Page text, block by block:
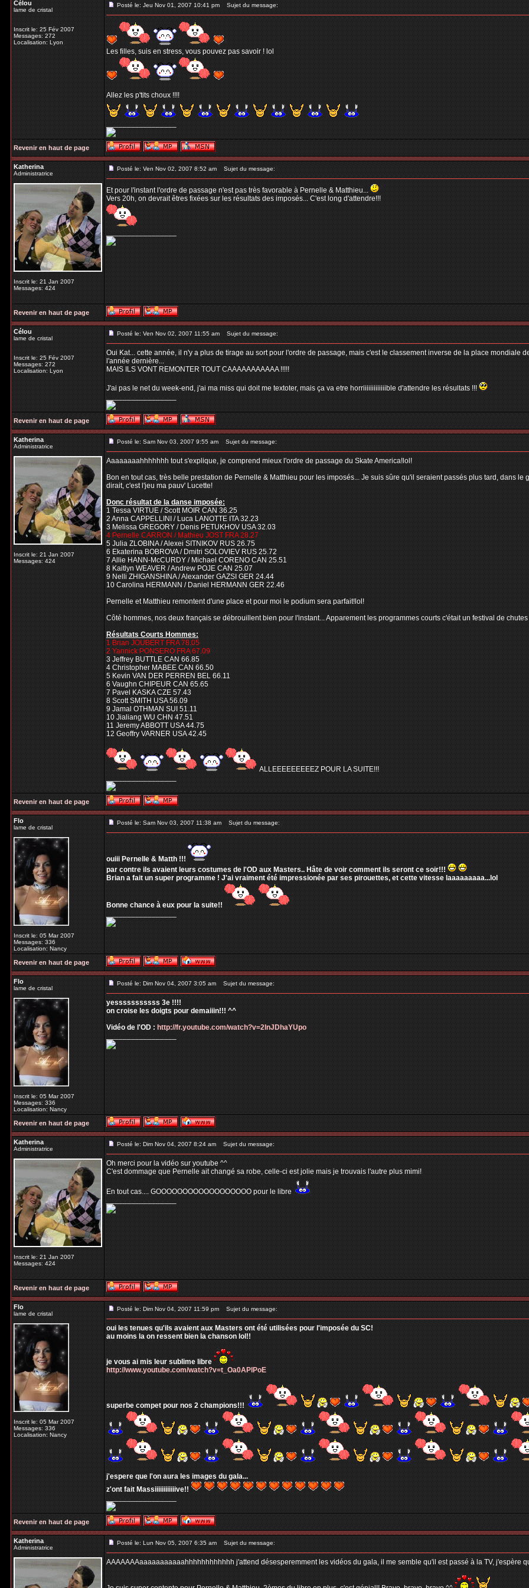
Célou
lame de cristal
Inscrit le: 25 Fév 2007
Messages: 272
Localisation: Lyon
Posté le: Jeu Nov 01, 2007 10:41 pm Sujet du message:
Les filles, suis en stress, vous pouvez pas savoir ! lol
Allez les p'tits choux !!!!
_________________
Revenir en haut de page
Katherina
Administratrice
Inscrit le: 21 Jan 2007
Messages: 424
Posté le: Ven Nov 02, 2007 8:52 am Sujet du message:
Et pour l'instant l'ordre de passage n'est pas très favorable à Pernelle & Matthieu...
Vers 20h, on devrait êtres fixées sur les résultats des imposés... C'est long d'attendre!!!
_________________
Revenir en haut de page
Célou
lame de cristal
Inscrit le: 25 Fév 2007
Messages: 272
Localisation: Lyon
Posté le: Ven Nov 02, 2007 11:55 am Sujet du message:
Oui Kat... cette année, il n'y a plus de tirage au sort pour l'ordre de passage, mais c'est le classement inverse de la place mondiale
l'année dernière...
MAIS ILS VONT REMONTER TOUT CAAAAAAAAAAA !!!!!
J'ai pas le net du week-end, j'ai ma miss qui doit me textoter, mais ça va etre horriiiiiiiiiiiiible d'attendre les résultats !!!
_________________
Revenir en haut de page
Katherina
Administratrice
Inscrit le: 21 Jan 2007
Messages: 424
Posté le: Sam Nov 03, 2007 9:55 am Sujet du message:
Aaaaaaaahhhhhhh tout s'explique, je comprend mieux l'ordre de passage du Skate America!lol!
Bon en tout cas, très belle prestation de Pernelle & Matthieu pour les imposés... Je suis sûre qu'il seraient passés plus tard, dans
dirait, c'est l'jeu ma pauv' Lucette!
Donc résultat de la danse imposée:
1 Tessa VIRTUE / Scott MOIR CAN 36.25
2 Anna CAPPELLINI / Luca LANOTTE ITA 32.23
3 Melissa GREGORY / Denis PETUKHOV USA 32.03
4 Pernelle CARRON / Mathieu JOST FRA 28.27
5 Julia ZLOBINA / Alexei SITNIKOV RUS 26.75
6 Ekaterina BOBROVA / Dmitri SOLOVIEV RUS 25.72
7 Allie HANN-McCURDY / Michael CORENO CAN 25.51
8 Kaitlyn WEAVER / Andrew POJE CAN 25.07
9 Nelli ZHIGANSHINA / Alexander GAZSI GER 24.44
10 Carolina HERMANN / Daniel HERMANN GER 22.46
Pernelle et Matthieu remontent d'une place et pour moi le podium sera parfait!lol!
Côté hommes, nos deux français se débrouillent bien pour l'instant... Apparement les programmes courts c'était un festival de
Résultats Courts Hommes:
1 Brian JOUBERT FRA 78.05
2 Yannick PONSERO FRA 67.09
3 Jeffrey BUTTLE CAN 66.85
4 Christopher MABEE CAN 66.50
5 Kevin VAN DER PERREN BEL 66.11
6 Vaughn CHIPEUR CAN 65.65
7 Pavel KASKA CZE 57.43
8 Scott SMITH USA 56.09
9 Jamal OTHMAN SUI 51.11
10 Jialiang WU CHN 47.51
11 Jeremy ABBOTT USA 44.75
12 Geoffry VARNER USA 42.45
ALLEEEEEEEEEZ POUR LA SUITE!!!
_________________
Revenir en haut de page
Flo
lame de cristal
Inscrit le: 05 Mar 2007
Messages: 336
Localisation: Nancy
Posté le: Sam Nov 03, 2007 11:38 am Sujet du message:
ouiii Pernelle & Matth !!!
par contre ils avaient leurs costumes de l'OD aux Masters.. Hâte de voir comment ils seront ce soir!!!
Brian a fait un super programme ! J'ai vraiment été impressionée par ses pirouettes, et cette vitesse laaaaaaaaa...lol
Bonne chance à eux pour la suite!!
_________________
Revenir en haut de page
Flo
lame de cristal
Inscrit le: 05 Mar 2007
Messages: 336
Localisation: Nancy
Posté le: Dim Nov 04, 2007 3:05 am Sujet du message:
yesssssssssss 3e !!!!
on croise les doigts pour demaiiin!!! ^^
Vidéo de l'OD :http://fr.youtube.com/watch?v=2InJDhaYUpo
_________________
Revenir en haut de page
Katherina
Administratrice
Inscrit le: 21 Jan 2007
Messages: 424
Posté le: Dim Nov 04, 2007 8:24 am Sujet du message:
Oh merci pour la vidéo sur youtube ^^
C'est dommage que Pernelle ait changé sa robe, celle-ci est jolie mais je trouvais l'autre plus mimi!
En tout cas.... GOOOOOOOOOOOOOOOOOO pour le libre
_________________
Revenir en haut de page
Flo
lame de cristal
Inscrit le: 05 Mar 2007
Messages: 336
Localisation: Nancy
Posté le: Dim Nov 04, 2007 11:59 pm Sujet du message:
oui les tenues qu'ils avaient aux Masters ont été utilisées pour l'imposée du SC!
au moins la on ressent bien la chanson lol!!
je vous ai mis leur sublime libre
http://www.youtube.com/watch?v=t_Oa0APlPoE
superbe compet pour nos 2 champions!!!
j'espere que l'on aura les images du gala...
z'ont fait Massiiiiiiiiiiiive!!
_________________
Revenir en haut de page
Katherina
Administratrice
Posté le: Lun Nov 05, 2007 6:35 am Sujet du message:
AAAAAAAaaaaaaaaaaahhhhhhhhhhhh j'attend désesperemment les vidéos du gala, il me semble qu'il est passé à la TV, j'espère